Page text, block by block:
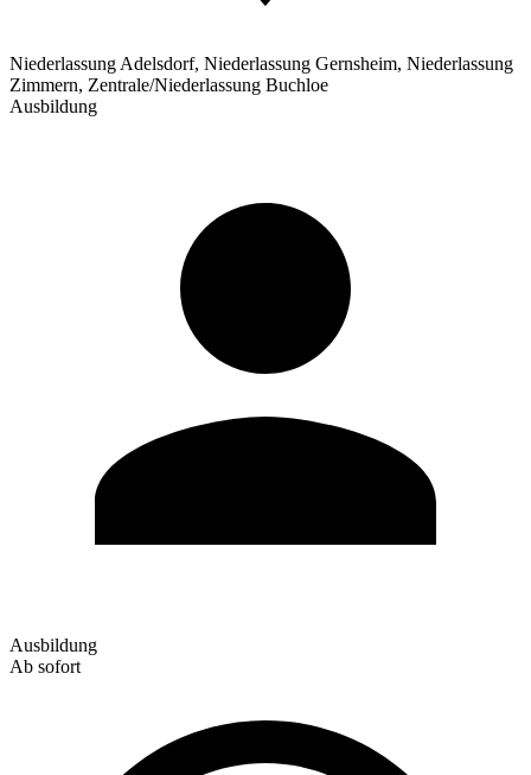
Niederlassung Adelsdorf, Niederlassung Gernsheim, Niederlassung
Zimmern, Zentrale/Niederlassung Buchloe
Ausbildung
Ausbildung
Ab sofort